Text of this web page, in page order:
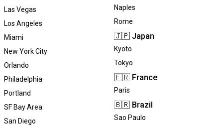
Las Vegas
Los Angeles
Miami
New York City
Orlando
Philadelphia
Portland
SF Bay Area
San Diego
Naples
Rome
🇯🇵 Japan
Kyoto
Tokyo
🇫🇷 France
Paris
🇧🇷 Brazil
Sao Paulo